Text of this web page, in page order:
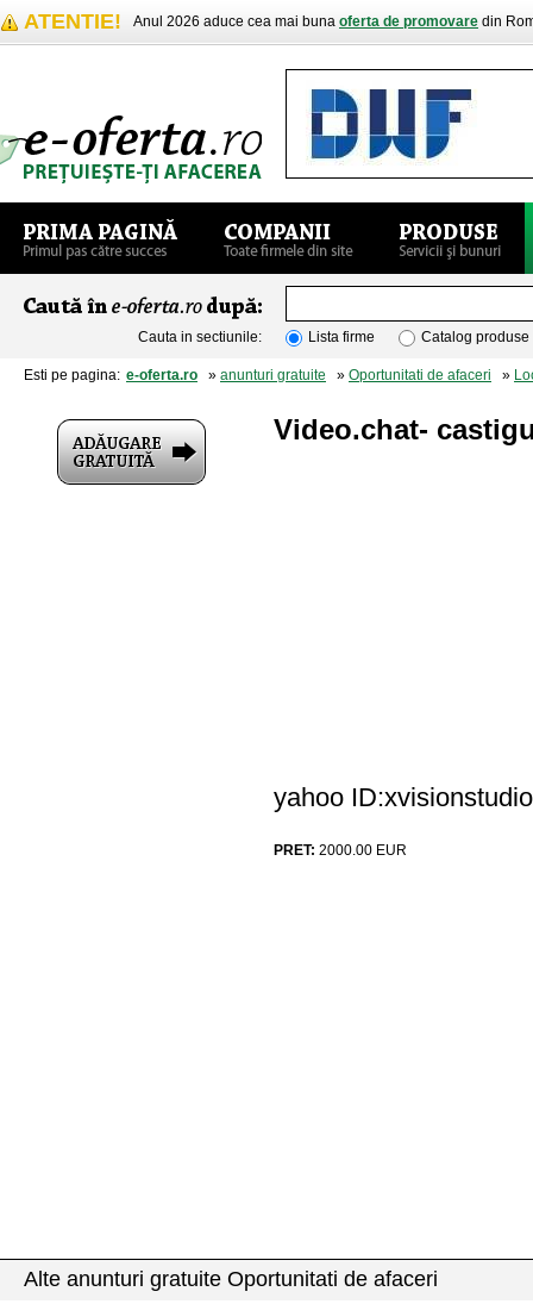
ATENTIE! Anul 2026 aduce cea mai buna oferta de promovare din
Cauta in sectiunile: Lista firme Catalog produse
Esti pe pagina: e-oferta.ro » anunturi gratuite » Oportunitati de afaceri »
Video.chat-
yahoo ID:xvisionstudio
PRET: 2000.00 EUR
Alte anunturi gratuite Oportunitati de afaceri